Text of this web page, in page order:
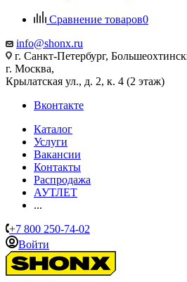
Сравнение товаров0
info@shonx.ru
г. Санкт-Петербург,
г. Москва,
Крылатская ул., д. 2, к. 4 (2 этаж)
Вконтакте
Каталог
Услуги
Вакансии
Контакты
Распродажа
АУТЛЕТ
...
+7 800 250-74-02
Войти